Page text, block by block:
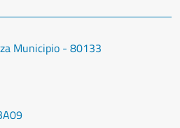
Municipio - 80133